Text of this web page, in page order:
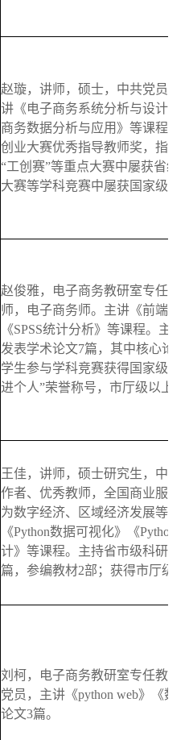
赵璇，讲师，硕士，中共党员。
讲《电子商务系统分析与设计》
商务数据分析与应用》等课程。
创业大赛优秀指导教师奖，指导
“工创赛”等重点大赛中屡获省级
大赛等学科竞赛中屡获国家级奖
赵俊雅，电子商务教研室专任教
师，电子商务师。主讲《前端开
《SPSS统计分析》等课程。主
发表学术论文7篇，其中核心论
学生参与学科竞赛获得国家级奖
进个人”荣誉称号，市厅级以上
王佳，讲师，硕士研究生，中共
作者、优秀教师，全国商业服务
为数字经济、区域经济发展等。
《Python数据可视化》《Python
计》等课程。主持省市级科研项
篇，参编教材2部；获得市厅级
刘柯，电子商务教研室专任教师
党员，主讲《python web》《数
论文3篇。